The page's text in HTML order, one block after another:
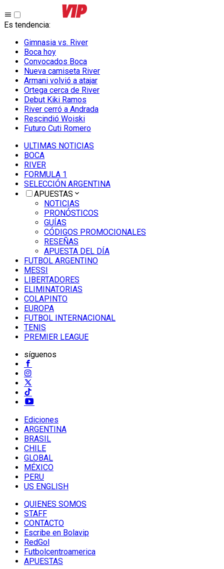
Es tendencia:
Gimnasia vs. River
Boca hoy
Convocados Boca
Nueva camiseta River
Armani volvió a atajar
Ortega cerca de River
Debut Kiki Ramos
River cerró a Andrada
Rescindió Woiski
Futuro Cuti Romero
ULTIMAS NOTICIAS
BOCA
RIVER
FORMULA 1
SELECCIÓN ARGENTINA
APUESTAS
NOTICIAS
PRONÓSTICOS
GUÍAS
CÓDIGOS PROMOCIONALES
RESEÑAS
APUESTA DEL DÍA
FUTBOL ARGENTINO
MESSI
LIBERTADORES
ELIMINATORIAS
COLAPINTO
EUROPA
FUTBOL INTERNACIONAL
TENIS
PREMIER LEAGUE
síguenos
Ediciones
ARGENTINA
BRASIL
CHILE
GLOBAL
MÉXICO
PERU
US ENGLISH
QUIENES SOMOS
STAFF
CONTACTO
Escribe en Bolavip
RedGol
Futbolcentroamerica
APUESTAS